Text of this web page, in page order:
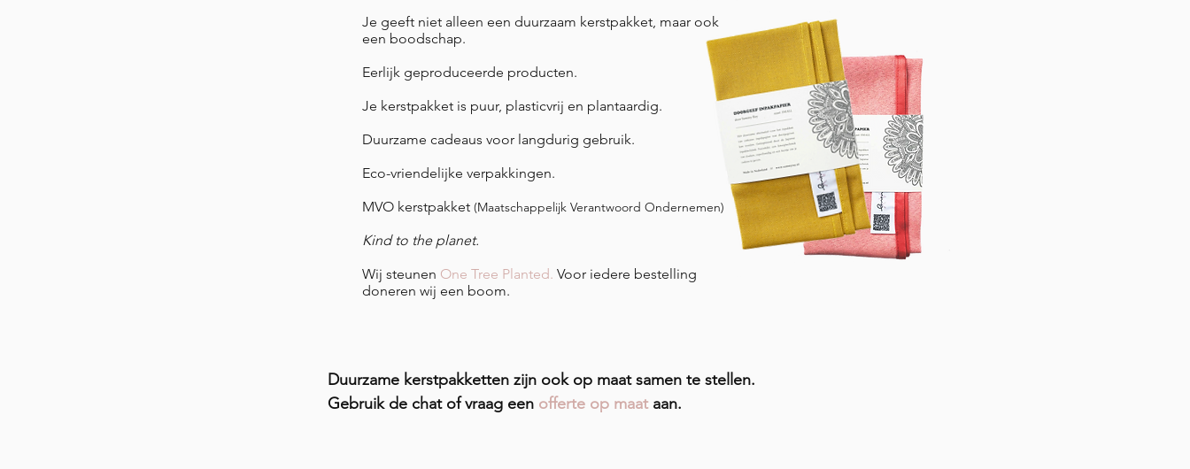
Je geeft niet alleen een duurzaam kerstpakket, maar ook
een boodschap.
Eerlijk geproduceerde producten.
Je kerstpakket is puur, plasticvrij en plantaardig.
Duurzame cadeaus voor langdurig gebruik.
Eco-vriendelijke verpakkingen.
MVO kerstpakket (Maatschappelijk Verantwoord Ondernemen)
Kind to the planet.
Wij steunen One Tree Planted. Voor iedere bestelling
doneren wij een boom.​
Duurzame kerstpakketten zijn ook op maat samen te stellen.
Gebruik de chat of vraag een offerte op maat aan.